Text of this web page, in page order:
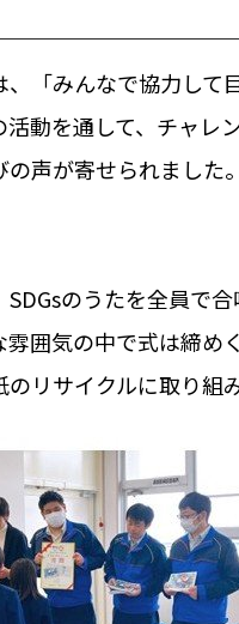
「みんなで協力して
動を通して、チャレ
声が寄せられました。
SDGsのうたを全員で
雰囲気の中で式は締め
リサイクルに取り組